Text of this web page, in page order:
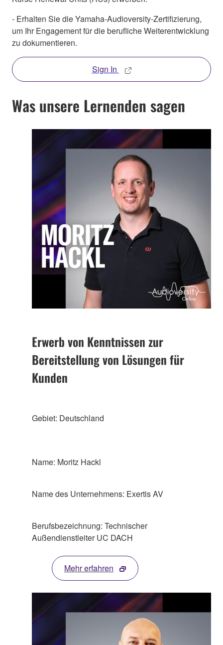
- Erhalten Sie die Yamaha-Audioversity-Zertifizierung,
um Ihr Engagement für die berufliche Weiterentwicklung
zu dokumentieren.
Sign In
Was unsere Lernenden sagen
Erwerb von Kenntnissen zur
Bereitstellung von Lösungen für
Kunden
Gebiet: Deutschland
Name: Moritz Hackl
Name des Unternehmens: Exertis AV
Berufsbezeichnung: Technischer
Außendienstleiter UC DACH
Mehr erfahren